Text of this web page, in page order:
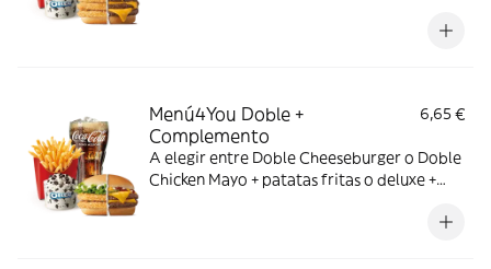
Menú4You Doble +
Complemento
6,65 €
A elegir entre Doble Cheeseburger o Doble
Chicken Mayo + patatas fritas o deluxe +